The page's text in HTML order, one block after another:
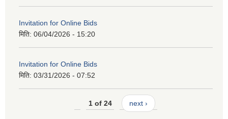
Invitation for Online Bids
मिति: 06/04/2026 - 15:20
Invitation for Online Bids
मिति: 03/31/2026 - 07:52
1 of 24 next ›